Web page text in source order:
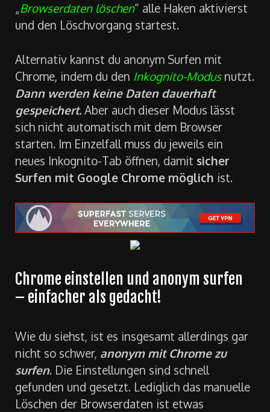
„Browserdaten löschen“ alle Haken aktivierst
und den Löschvorgang startest.
Alternativ kannst du anonym Surfen mit
Chrome, indem du den Inkognito-Modusnutzt.
Dann werden keine Daten dauerhaft
gespeichert. Aber auch dieser Modus lässt
sich nicht automatisch mit dem Browser
starten. Im Einzelfall muss du jeweils ein
neues Inkognito-Tab öffnen, damit sicher
Surfen mit Google Chrome möglich ist.
Chrome einstellen und anonym surfen
– einfacher als gedacht!
Wie du siehst, ist es insgesamt allerdings gar
nicht so schwer, anonym mit Chrome zu
surfen. Die Einstellungen sind schnell
gefunden und gesetzt. Lediglich das manuelle
Löschen der Browserdaten ist etwas